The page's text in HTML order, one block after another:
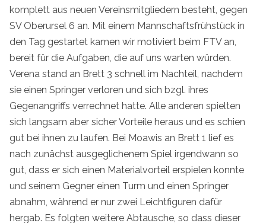
komplett aus neuen Vereinsmitgliedern besteht, gegen
SV Oberursel 6 an. Mit einem Mannschaftsfrühstück in
den Tag gestartet kamen wir motiviert beim FTV an,
bereit für die Aufgaben, die auf uns warten würden.
Verena stand an Brett 3 schnell im Nachteil, nachdem
sie einen Springer verloren und sich bzgl. ihres
Gegenangriffs verrechnet hatte. Alle anderen spielten
sich langsam aber sicher Vorteile heraus und es schien
gut bei ihnen zu laufen. Bei Moawis an Brett 1 lief es
nach zunächst ausgeglichenem Spiel irgendwann so
gut, dass er sich einen Materialvorteil erspielen konnte
und seinem Gegner einen Turm und einen Springer
abnahm, während er nur zwei Leichtfiguren dafür
hergab. Es folgten weitere Abtausche, so dass dieser